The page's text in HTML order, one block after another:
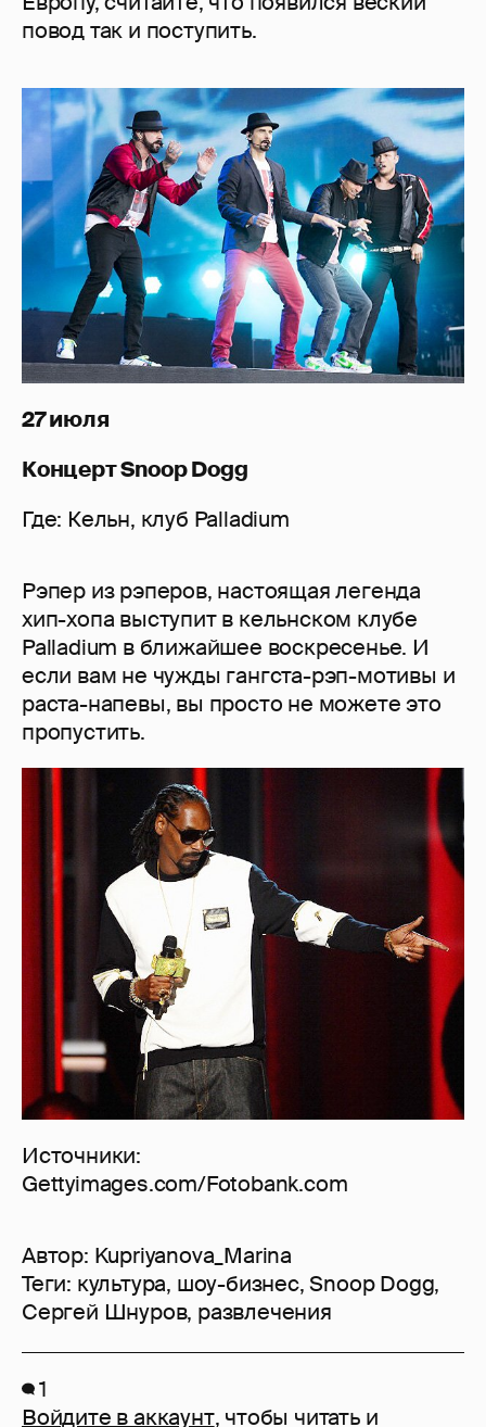
повод так и поступить.
27 июля
Концерт Snoop Dogg
Где: Кельн, клуб Palladium
Рэпер из рэперов, настоящая легенда
хип-хопа выступит в кельнском клубе
Palladium в ближайшее воскресенье. И
если вам не чужды гангста-рэп-мотивы и
раста-напевы, вы просто не можете это
пропустить.
Источники:
Gettyimages.com/Fotobank.com
Автор: Kupriyanova_Marina
Теги: культура, шоу-бизнес,Snoop Dogg,
Сергей Шнуров, развлечения
1
Войдите в аккаунт, чтобы читать и